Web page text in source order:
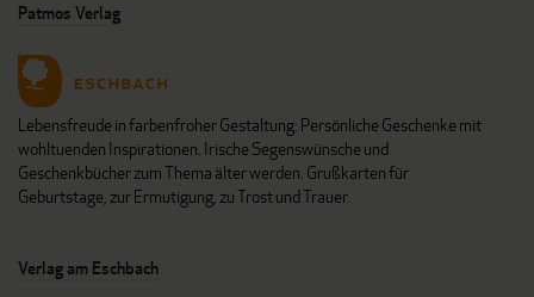
Patmos Verlag
Lebensfreude in farbenfroher Gestaltung: Persönliche Geschenke mit
wohltuenden Inspirationen. Irische Segenswünsche und
Geschenkbücher zum Thema älter werden. Grußkarten für
Geburtstage, zur Ermutigung, zu Trost und Trauer.
Verlag am Eschbach